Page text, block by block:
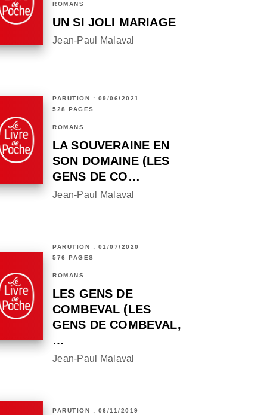
ROMANS
UN SI JOLI MARIAGE
Jean-Paul Malaval
PARUTION : 09/06/2021
528 PAGES
ROMANS
LA SOUVERAINE EN
SON DOMAINE (LES
GENS DE CO…
Jean-Paul Malaval
PARUTION : 01/07/2020
576 PAGES
ROMANS
LES GENS DE
COMBEVAL (LES
GENS DE COMBEVAL,
…
Jean-Paul Malaval
PARUTION : 06/11/2019